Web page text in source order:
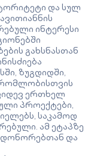
და სულ
ინტერესი
გახსნასთან
ზუგდიდში,
ერთხელ
პროექტები,
საკამოდ
ამ ეტაპზე
დონორებთან და